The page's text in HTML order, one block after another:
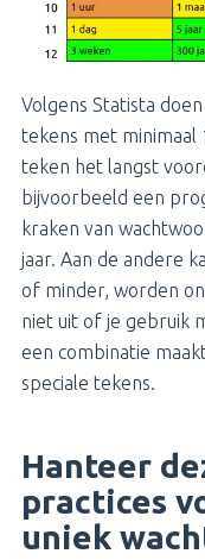
Volgens Statista
tekens met minimaal
teken het langst
bijvoorbeeld een
kraken van
jaar. Aan de andere
of minder, worden
niet uit of je gebruik
een combinatie
speciale tekens.
Hanteer
practices
uniek